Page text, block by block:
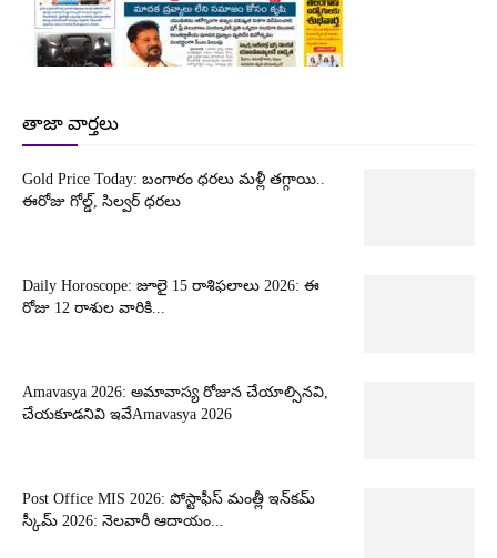
తాజా వార్తలు
Gold Price Today: బంగారం ధరలు మళ్లీ తగ్గాయి..
ఈరోజు గోల్డ్, సిల్వర్ ధరలు
Daily Horoscope: జూలై 15 రాశిఫలాలు 2026: ఈ
రోజు 12 రాశుల వారికి...
Amavasya 2026: అమావాస్య రోజున చేయాల్సినవి,
చేయకూడనివి ఇవేAmavasya 2026
Post Office MIS 2026: పోస్టాఫీస్ మంత్లీ ఇన్‌కమ్
స్కీమ్ 2026: నెలవారీ ఆదాయం...